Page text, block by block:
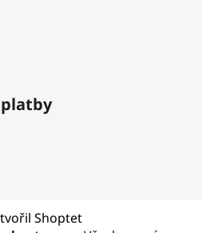
Shoptet